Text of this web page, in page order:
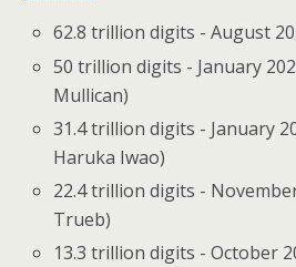
62.8 trillion digits - August
50 trillion digits - January
Mullican)
31.4 trillion digits - January
Haruka Iwao)
22.4 trillion digits -
Trueb)
13.3 trillion digits - October